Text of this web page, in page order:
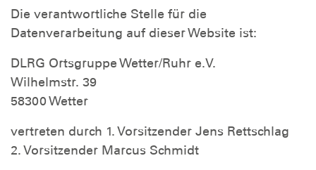
Die verantwortliche Stelle für die
Datenverarbeitung auf dieser Website ist:
DLRG Ortsgruppe Wetter/Ruhr e.V.
Wilhelmstr. 39
58300 Wetter
vertreten durch 1. Vorsitzender Jens Rettschlag
2. Vorsitzender Marcus Schmidt